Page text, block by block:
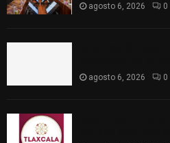
agosto 6, 2026 0
agosto 6, 2026 0